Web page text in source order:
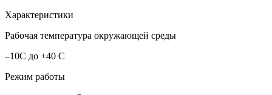
Характеристики
Рабочая температура окружающей среды
–10С до +40 С
Режим работы